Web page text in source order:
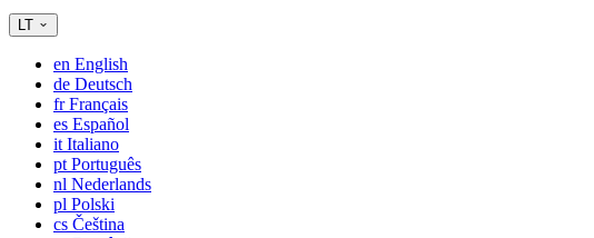
LT
en English
de Deutsch
frFrançais
es Español
it Italiano
pt Português
nl Nederlands
pl Polski
cs Čeština